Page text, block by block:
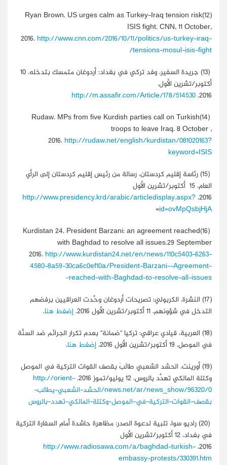
(12)
Ryan Brown. US urges calm as Turkey-Iraq tension risk
ISIS fight. CNN, 11 October,
2016. http://www.cnn.com/2016/10/11/politics/us-turkey-iraq-
tensions-mosul-isis-fight/
(13) ج
ريدة السفير، وفد تركي في بغداد: أردوغان متمسك بتدخله. 10
أكتوبر/تشرين الأول،
2016.
http://m.assafir.com/Article/178/514530
(14)
Rudaw. MPs from five Kurdish parties call on Turkish
troops to leave Iraq. 8 October ,
2016. http://rudaw.net/english/kurdistan/081020163?
keyword=ISIS
(15)
رئاسة إقليم كردستان، رسالة من رئيس إقليم كردستان إلى الرأي
العام، 15 أكتوبر/تشرين الأول
2016.
http://www.presidency.krd/arabic/articledisplay.aspx?
id=ovMpQsbjHjA
=
(16)
Kurdistan 24. President Barzani: an agreement reached
with Baghdad to resolve all issues.29 September
2016. http://www.kurdistan24.net/en/news/110c5403-6263-
4580-8a59-30ca6c0ef10a/President-Barzani--Agreement-
reached-with-Baghdad-to-resolve-all-issues-
(17)
النشرة. الكربولي: تصريحات أردوغان وحَّدت العراقيين برفضهم
التدخل في شؤونهم، 11 أكتوبر/تشرين الأول 2016.
إضغط هنا.
(18) ا
لعربية، قيادي عراقي: تركيا "ضمانة" بعدم تكرار الجرائم ضد السنَّة
في الموصل، 19 أكتوبر/تشرين الأول 2016،
إضغط هنا.
(19)
أورينت، الحشد الشعبي طالَبَ بقصف القوات التركية في الموصل
وكتلة المالكي تهدِّد بالروس، 12 يوليو/تموز 2016.
http://orient-
news.net/ar/news_show/96320/0/الحشد-الشعبي-يطالب-
بقصف-القوات-التركية-في-الموصل-وكتلة-المالكي-تهدد-بالروس
(20)
راديو سوا، تلبية لدعوة الصدر: مظاهرة حاشدة أمام السفارة التركية
في بغداد، 12 أكتوبر/تشرين الأول
2016، http://www.radiosawa.com/a/baghdad-turkish-
embassy-protests/330391.htm